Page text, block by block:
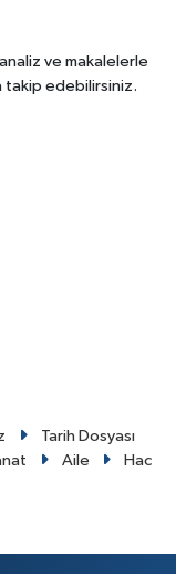
ve makalelerle
takip edebilirsiniz.
Tarih Dosyası
Aile
Hac